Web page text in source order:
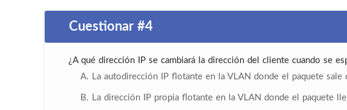
Cuestionar #4
¿A qué dirección IP se cambiará la dirección del cliente cuando se
A. La autodirección IP flotante en la VLAN donde el paquete sale
B. La dirección IP propia flotante en la VLAN donde el paquete